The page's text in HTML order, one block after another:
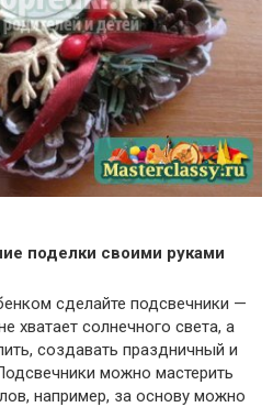
поделки своими руками
сделайте подсвечники —
хватает солнечного света, а
создавать праздничный и
можно мастерить
например, за основу можно